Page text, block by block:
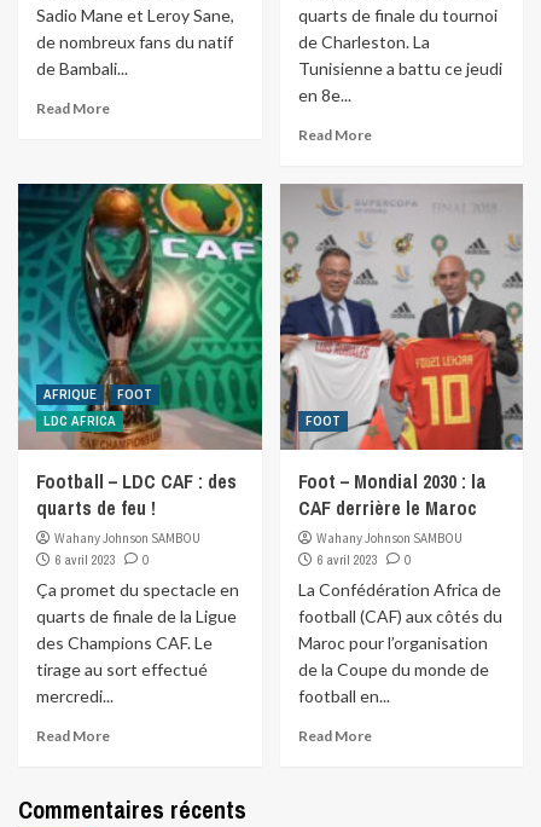
Sadio Mane et Leroy Sane,
de nombreux fans du natif
de Bambali...
Read More
quarts de finale du tournoi
de Charleston. La
Tunisienne a battu ce jeudi
en 8e...
Read More
AFRIQUE
FOOT
LDC AFRICA
Football – LDC CAF : des
quarts de feu !
Wahany Johnson SAMBOU
6 avril 2023
0
Ça promet du spectacle en
quarts de finale de la Ligue
des Champions CAF. Le
tirage au sort effectué
mercredi...
Read More
FOOT
Foot – Mondial 2030 : la
CAF derrière le Maroc
Wahany Johnson SAMBOU
6 avril 2023
0
La Confédération Africa de
football (CAF) aux côtés du
Maroc pour l’organisation
de la Coupe du monde de
football en...
Read More
Commentaires récents